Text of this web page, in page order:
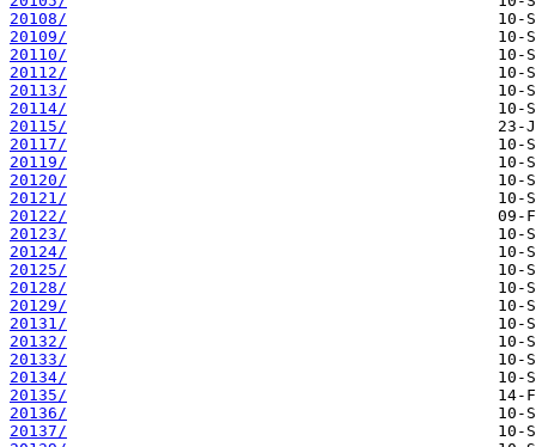
20108/
20109/
20110/
20112/
20113/
20114/
20115/
20117/
20119/
20120/
20121/
20122/
20123/
20124/
20125/
20128/
20129/
20131/
20132/
20133/
20134/
20135/
20136/
20137/